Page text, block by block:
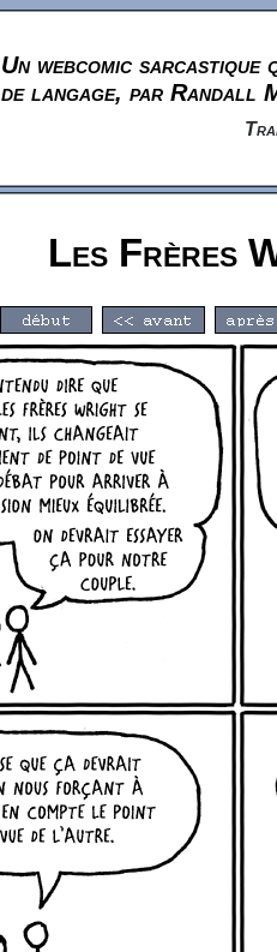
Un webcomic sarcastique
de langage, par Randall
Les Frères